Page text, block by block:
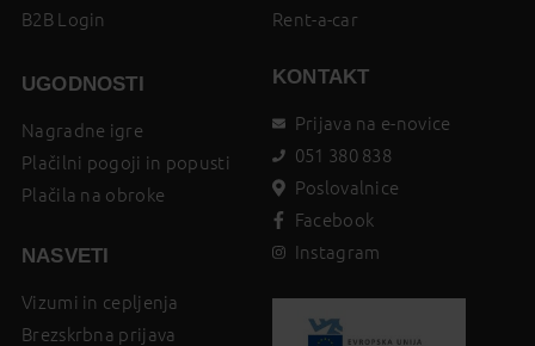
B2B Login
UGODNOSTI
Nagradne igre
Plačilni pogoji in popusti
Plačila na obroke
NASVETI
Vizumi in cepljenja
Brezskrbna prijava
Rent-a-car
KONTAKT
Prijava na e-novice
051 380 838
Poslovalnice
Facebook
Instagram